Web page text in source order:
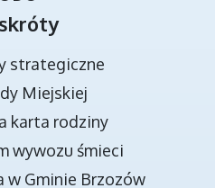
STRATEGICZNE
strategiczne
Miejskiej
karta rodziny
wywozu śmieci
w Gminie Brzozów